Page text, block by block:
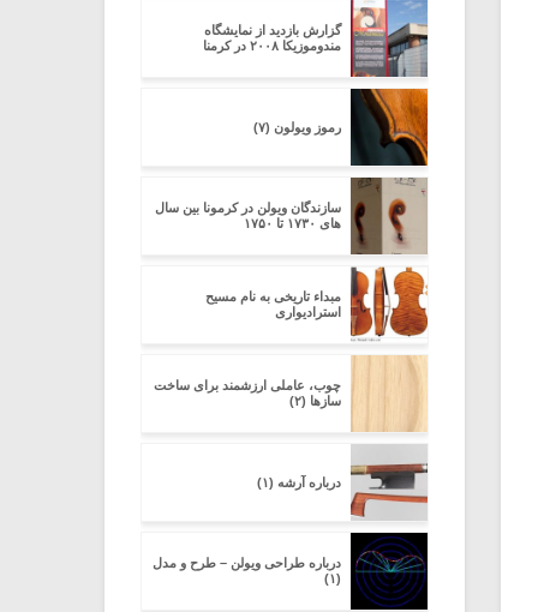
گزارش بازدید از نمایشگاه
مندوموزیکا ۲۰۰۸ در کرمنا
رموز ویولون (۷)
سازندگان ویولن در کرمونا بین سال
های ۱۷۳۰ تا ۱۷۵۰
مبداء تاریخی به نام مسیح
استرادیواری
چوب، عاملی ارزشمند برای ساخت
سازها (۲)
درباره آرشه (۱)
درباره طراحی ویولن – طرح و مدل
(۱)